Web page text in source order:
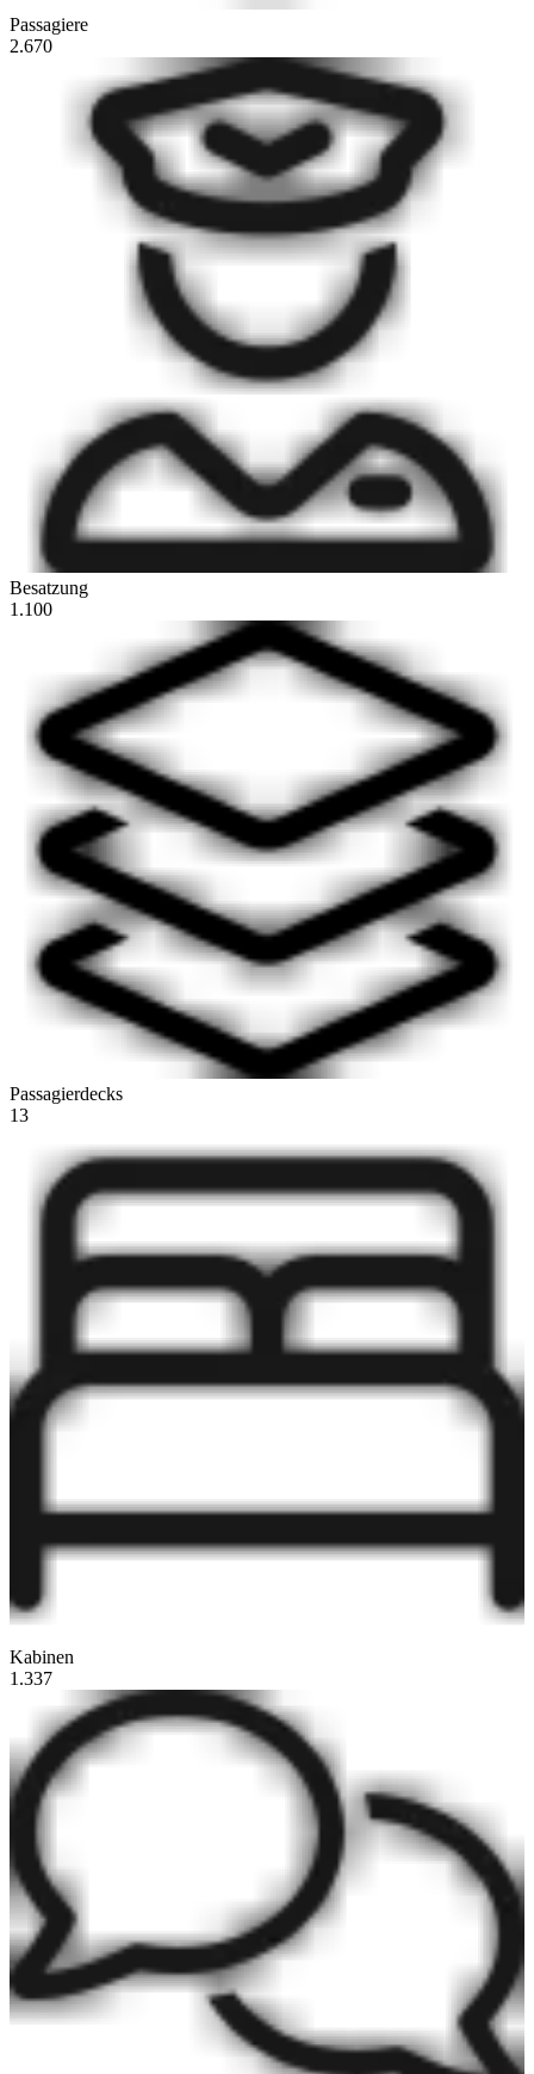
Passagiere
2.670
Besatzung
1.100
Passagierdecks
13
Kabinen
1.337